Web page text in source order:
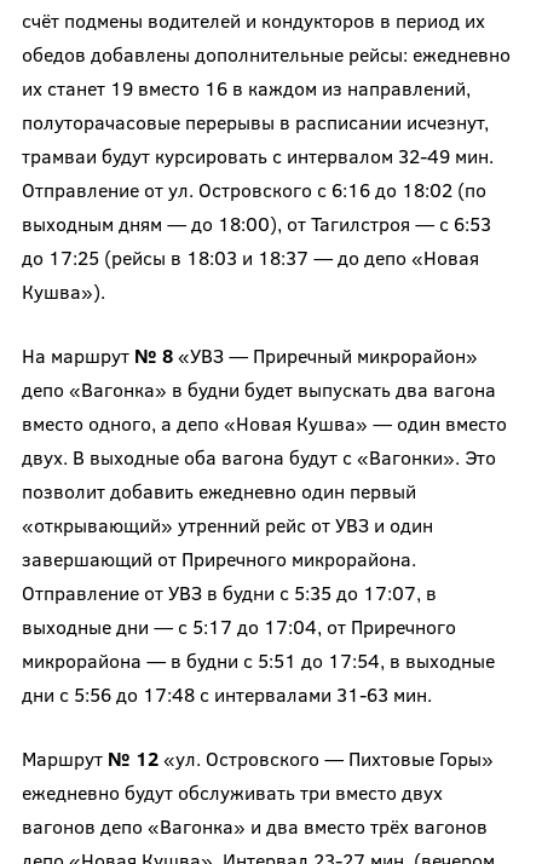
счёт подмены водителей и кондукторов в период их
обедов добавлены дополнительные рейсы: ежедневно
их станет 19 вместо 16 в каждом из направлений,
полуторачасовые перерывы в расписании исчезнут,
трамваи будут курсировать с интервалом 32-49 мин.
Отправление от ул. Островского с 6:16 до 18:02 (по
выходным дням — до 18:00), от Тагилстроя — с 6:53
до 17:25 (рейсы в 18:03 и 18:37 — до депо «Новая
Кушва»).
На маршрут № 8«УВЗ — Приречный микрорайон»
депо «Вагонка» в будни будет выпускать два вагона
вместо одного, а депо «Новая Кушва» — один вместо
двух. В выходные оба вагона будут с «Вагонки». Это
позволит добавить ежедневно один первый
«открывающий» утренний рейс от УВЗ и один
завершающий от Приречного микрорайона.
Отправление от УВЗ в будни с 5:35 до 17:07, в
выходные дни — с 5:17 до 17:04, от Приречного
микрорайона — в будни с 5:51 до 17:54, в выходные
дни с 5:56 до 17:48 с интервалами 31-63 мин.
Маршрут № 12«ул. Островского — Пихтовые Горы»
ежедневно будут обслуживать три вместо двух
вагонов депо «Вагонка» и два вместо трёх вагонов